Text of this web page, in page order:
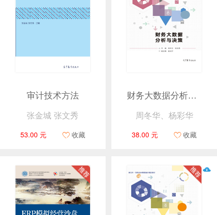
审计技术方法
张金城 张文秀
53.00 元 收藏
财务大数据分析与决策
周冬华、杨彩华
38.00 元 收藏